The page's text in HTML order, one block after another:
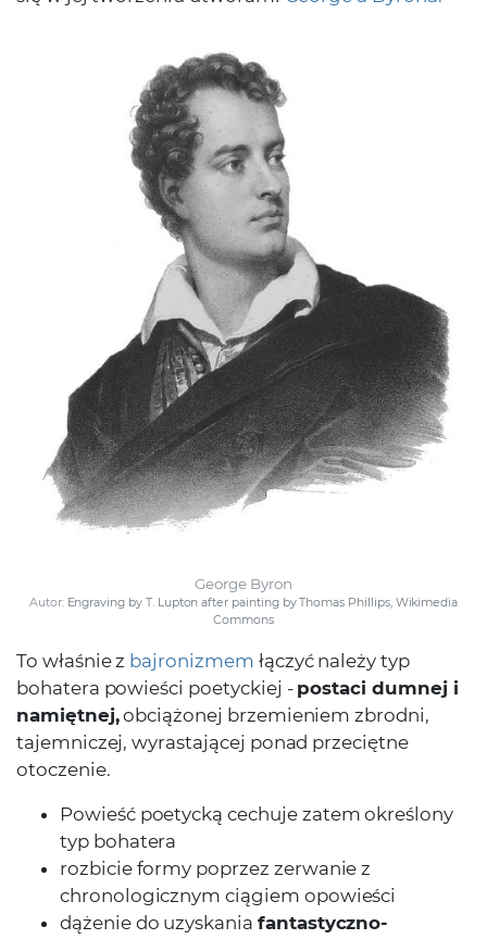
George Byron
Autor: Engraving by T. Lupton after painting by Thomas Phillips, Wikimedia
Commons
To właśnie z bajronizmem łączyć należy typ
bohatera powieści poetyckiej - postaci dumnej i
namiętnej,obciążonej brzemieniem zbrodni,
tajemniczej, wyrastającej ponad przeciętne
otoczenie.
Powieść poetycką cechuje zatem określony
typ bohatera
rozbicie formy poprzez zerwanie z
chronologicznym ciągiem opowieści
dążenie do uzyskania fantastyczno-